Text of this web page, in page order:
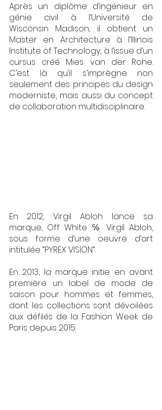
Après un diplôme d’ingénieur en
génie civil à l’Université de
Wisconsin Madison, il obtient un
Master en Architecture à l’Illinois
Institute of Technology, à l’issue d’un
cursus créé Mies van der Rohe.
C’est là qu’il s’imprègne non
seulement des principes du design
moderniste, mais aussi du concept
de collaboration multidisciplinaire.
En 2012, Virgil Abloh lance sa
marque, Off White ℅ Virgil Abloh,
sous forme d’une oeuvre d’art
intitulée “PYREX VISION”.
En 2013, la marque initie en avant
première un label de mode de
saison pour hommes et femmes,
dont les collections sont dévoilées
aux défilés de la Fashion Week de
Paris depuis 2015.